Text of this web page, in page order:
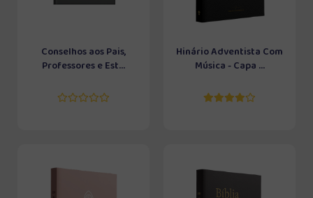
Conselhos aos Pais,
Professores e Est...
Hinário Adventista Com
Música - Capa ...